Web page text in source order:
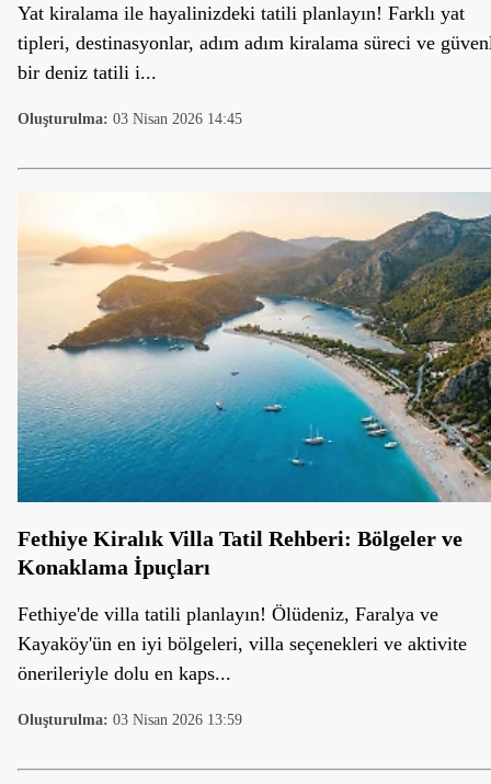
Yat kiralama ile hayalinizdeki tatili planlayın! Farklı yat
tipleri, destinasyonlar, adım adım kiralama süreci ve
bir deniz tatili i...
Oluşturulma: 03 Nisan 2026 14:45
Fethiye Kiralık Villa Tatil Rehberi: Bölgeler ve
Konaklama İpuçları
Fethiye'de villa tatili planlayın! Ölüdeniz, Faralya ve
Kayaköy'ün en iyi bölgeleri, villa seçenekleri ve aktivite
önerileriyle dolu en kaps...
Oluşturulma: 03 Nisan 2026 13:59